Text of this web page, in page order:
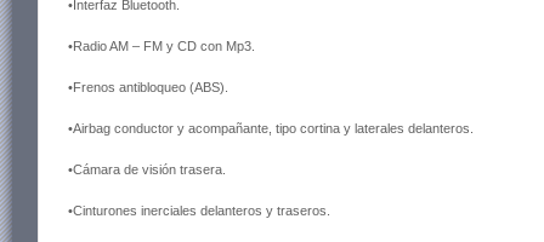
•Interfaz Bluetooth.
•Radio AM – FM y CD con Mp3.
•Frenos antibloqueo (ABS).
•Airbag conductor y acompañante, tipo cortina y laterales delanteros.
•Cámara de visión trasera.
•Cinturones inerciales delanteros y traseros.